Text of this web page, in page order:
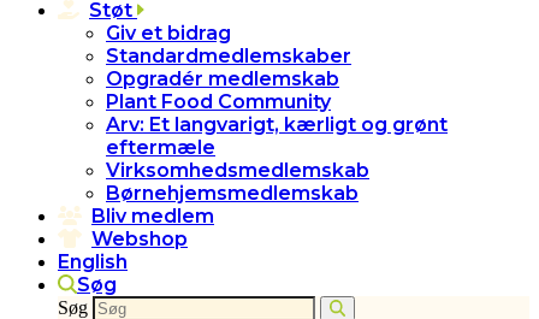
Støt
Giv et bidrag
Standardmedlemskaber
Opgradér medlemskab
Plant Food Community
Arv: Et langvarigt, kærligt og grønt
eftermæle
Virksomhedsmedlemskab
Børnehjemsmedlemskab
Bliv medlem
Webshop
English
Søg
Søg